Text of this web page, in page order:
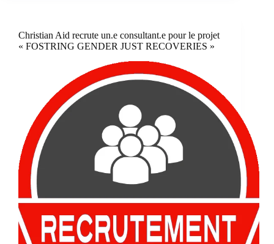
Christian Aid recrute un.e consultant.e pour le projet
« FOSTRING GENDER JUST RECOVERIES »